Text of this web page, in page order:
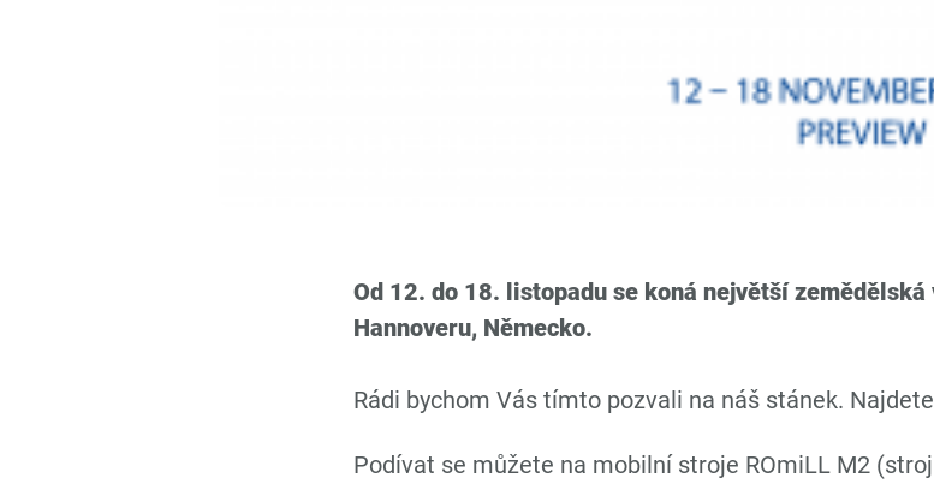
Od 12. do 18. listopadu se koná největší zemědělská
Hannoveru, Německo.
Rádi bychom Vás tímto pozvali na náš stánek.
Podívat se můžete na mobilní stroje ROmiLL M2